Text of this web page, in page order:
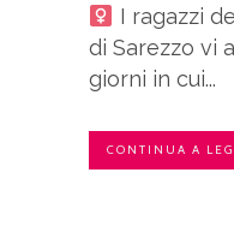
I ragazzi
di Sarezzo vi
giorni in cui...
CONTINUA A